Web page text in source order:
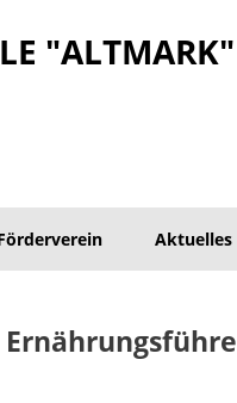
"ALTMARK"
Aktuelles